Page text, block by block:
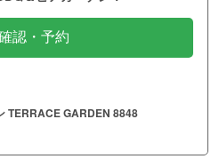
認・予約
TERRACE GARDEN 8848